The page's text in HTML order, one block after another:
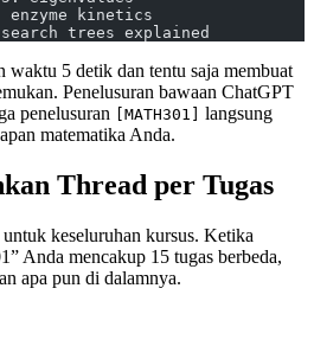
enzyme kinetics
trees explained
waktu 5 detik dan tentu saja membuat
Penelusuran bawaan ChatGPT
penelusuran
[MATH301]
langsung
matematika Anda.
Thread per Tugas
keseluruhan kursus. Ketika
Anda mencakup 15 tugas berbeda,
apa pun di dalamnya.